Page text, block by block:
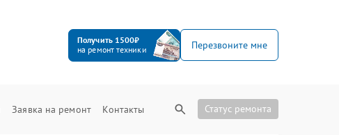
Получить 1500₽
на ремонт техники
Перезвоните мне
Заявка на ремонт Контакты Статус ремонта